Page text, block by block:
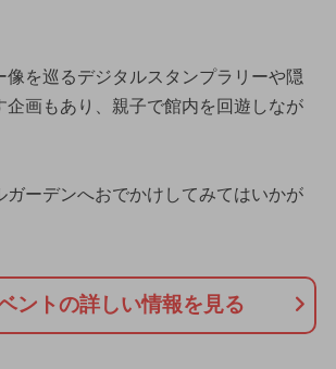
像を巡るデジタルスタンプラリーや隠
企画もあり、親子で館内を回遊しなが
ガーデンへおでかけしてみてはいかが
ントの詳しい情報を見る